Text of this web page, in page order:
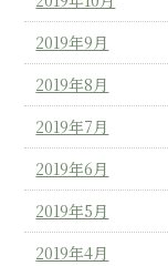
2019年9月
2019年8月
2019年7月
2019年6月
2019年5月
2019年4月